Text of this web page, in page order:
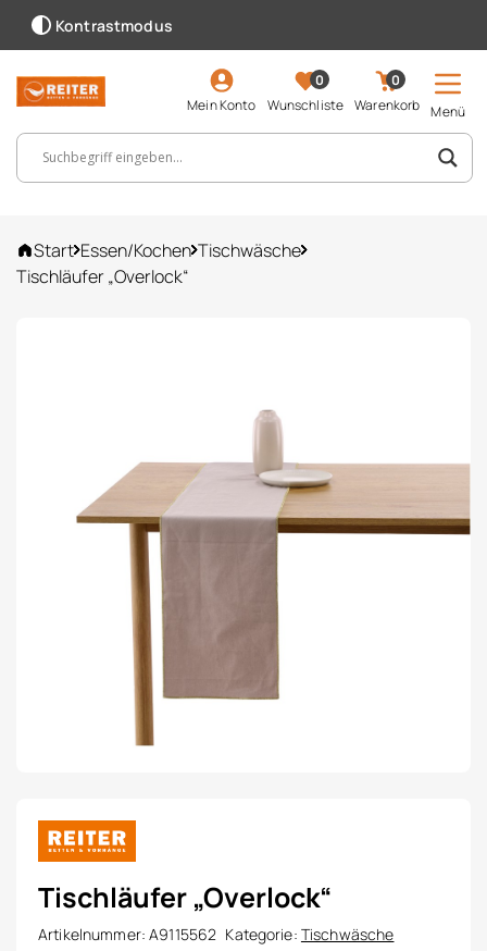
Kontrastmodus
Mein Konto
0
Wunschliste
0
Warenkorb
Menü
Suchbegriff, Artikelnummer ...
Start Essen/Kochen Tischwäsche
Tischläufer „Overlock“
Tischläufer „Overlock“
Artikelnummer:A9115562 Kategorie: Tischwäsche